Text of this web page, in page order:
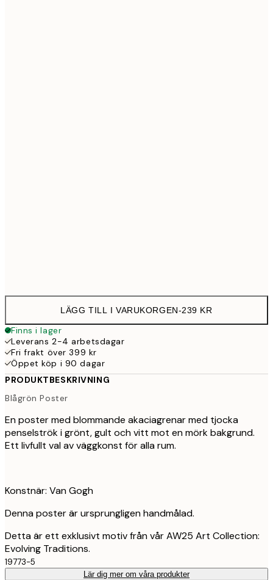
LÄGG TILL I VARUKORGEN-239 KR
Finns i lager
Leverans 2-4 arbetsdagar
Fri frakt över 399 kr
Öppet köp i 90 dagar
PRODUKTBESKRIVNING
Blågrön Poster
En poster med blommande akaciagrenar med tjocka
penselströk i grönt, gult och vitt mot en mörk bakgrund.
Ett livfullt val av väggkonst för alla rum.
Konstnär: Van Gogh
Denna poster är ursprungligen handmålad.
Detta är ett exklusivt motiv från vår AW25 Art Collection:
Evolving Traditions.
19773-5
Lär dig mer om våra produkter